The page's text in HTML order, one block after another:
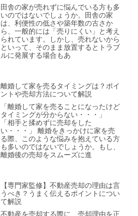
田舎の家が売れずに悩んでいる方も多
いのではないでしょうか。田舎の家
は、利便性の低さや築年数の古さか
ら、一般的には「売りにくい」と考え
られています。しかし、売れないから
といって、そのまま放置するとトラブ
ルに発展する場合もあ
離婚して家を売るタイミングは？ポイ
ントや売却方法について解説
「離婚して家を売ることになったけど
タイミングが分からない・・・」
「相手と揉めずに売却をした
い・・・」 離婚をきっかけに家を売
る際、このような悩みを抱えている方
も多いのではないでしょうか。もし、
離婚後の売却をスムーズに進
【専門家監修】不動産売却の理由は言
うべき？うまく伝えるポイントについ
て解説